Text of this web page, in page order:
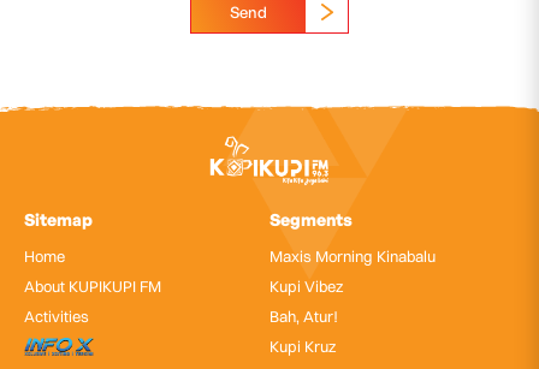
Send
Sitemap
Home
About KUPIKUPI FM
Activities
InfoX
Segments
Maxis Morning Kinabalu
Kupi Vibez
Bah, Atur!
Kupi Kruz